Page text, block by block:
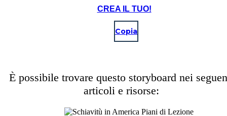
CREA IL TUO!
Copia
È possibile trovare questo storyboard nei
articoli e risorse: